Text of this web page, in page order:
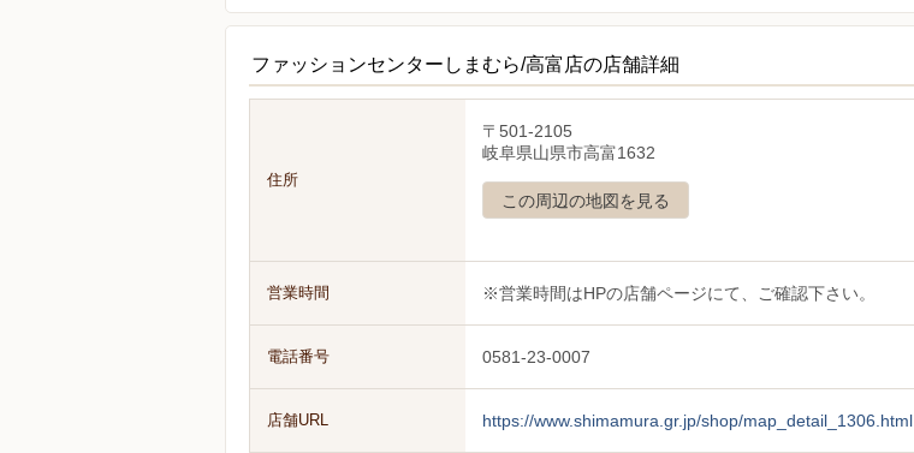
ファッションセンターしまむら/高富店の店舗詳細
住所
〒501-2105
岐阜県山県市高富1632
この周辺の地図を見る
営業時間 ※営業時間はHPの店舗ページにて、ご確認下さい。
電話番号 0581-23-0007
店舗URL https://www.shimamura.gr.jp/shop/map_detail_1306.html